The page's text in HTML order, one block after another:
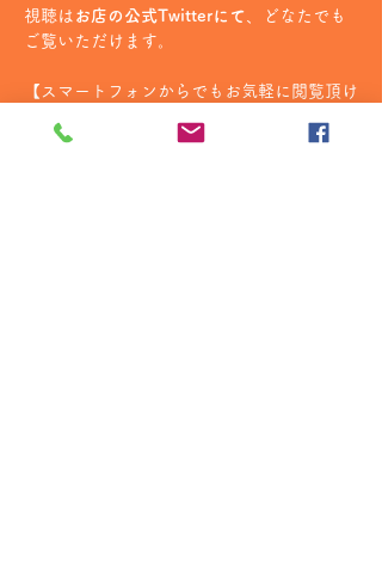
視聴は お店の公式Twitterにて 、どなたでも
ご覧いただけます。
【スマートフォンからでもお気軽に閲覧頂け